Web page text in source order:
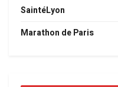
SaintéLyon
Marathon de Paris